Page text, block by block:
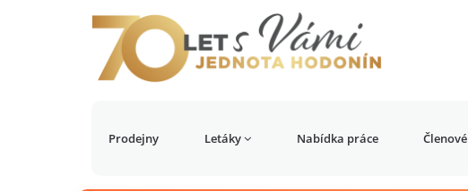
Prodejny Letáky Nabídka práce Členové